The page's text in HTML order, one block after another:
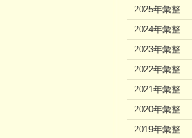
2025年彙整
2024年彙整
2023年彙整
2022年彙整
2021年彙整
2020年彙整
2019年彙整